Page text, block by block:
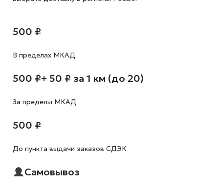
500 ₽
В пределах МКАД
500 ₽+ 50 ₽ за 1 км (до 20)
За пределы МКАД
500 ₽
До пункта выдачи заказов СДЭК
Самовывоз